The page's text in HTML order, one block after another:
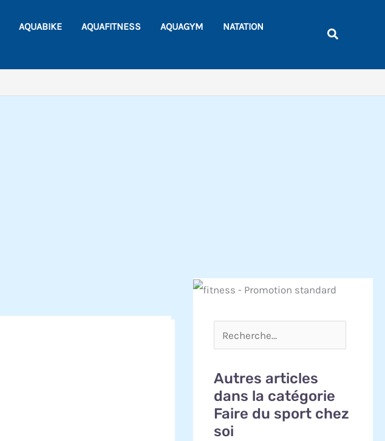
AQUABIKE AQUAFITNESS AQUAGYM
NATATION
Autres articles
dans la catégorie
Faire du sport chez
soi